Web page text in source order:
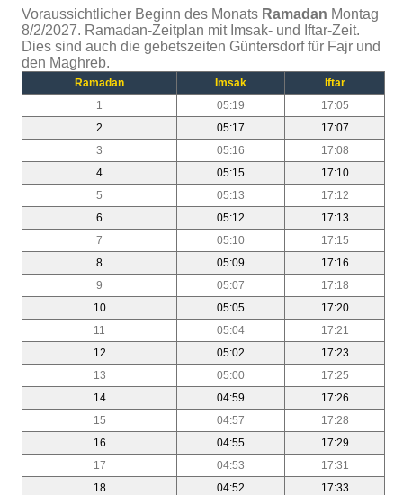
Voraussichtlicher Beginn des Monats Ramadan Montag
8/2/2027. Ramadan-Zeitplan mit Imsak- und Iftar-Zeit.
Dies sind auch die gebetszeiten Güntersdorf für Fajr und
den Maghreb.
Ramadan Imsak
Iftar
1
05:19
17:05
2
05:17
17:07
3
05:16
17:08
4
05:15
17:10
5
05:13
17:12
6
05:12
17:13
7
05:10
17:15
8
05:09
17:16
9
05:07
17:18
10
05:05
17:20
11
05:04
17:21
12
05:02
17:23
13
05:00
17:25
14
04:59
17:26
15
04:57
17:28
16
04:55
17:29
17
04:53
17:31
18
04:52
17:33